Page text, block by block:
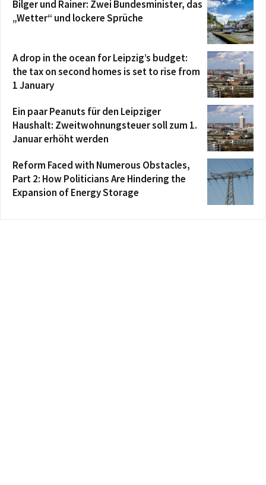
Bilger und Rainer: Zwei Bundesminister, das
„Wetter“ und lockere Sprüche
A drop in the ocean for Leipzig’s budget:
the tax on second homes is set to rise from
1 January
Ein paar Peanuts für den Leipziger
Haushalt: Zweitwohnungsteuer soll zum 1.
Januar erhöht werden
Reform Faced with Numerous Obstacles,
Part 2: How Politicians Are Hindering the
Expansion of Energy Storage